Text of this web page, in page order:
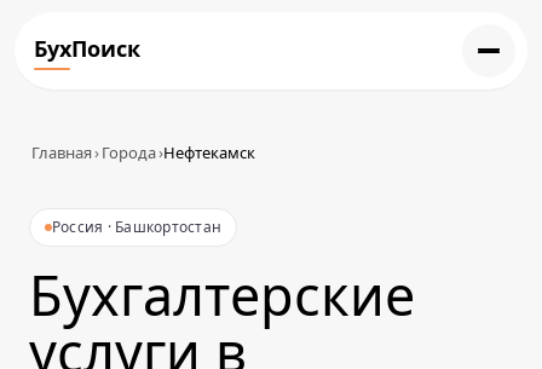
БухПоиск
Главная›Города›Нефтекамск
Россия · Башкортостан
Бухгалтерские
услуги в